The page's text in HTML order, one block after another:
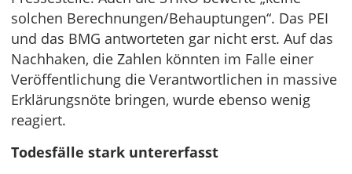
solchen Berechnungen/Behauptungen“. Das PEI
und das BMG antworteten gar nicht erst. Auf das
Nachhaken, die Zahlen könnten im Falle einer
Veröffentlichung die Verantwortlichen in massive
Erklärungsnöte bringen, wurde ebenso wenig
reagiert.
Todesfälle stark untererfasst